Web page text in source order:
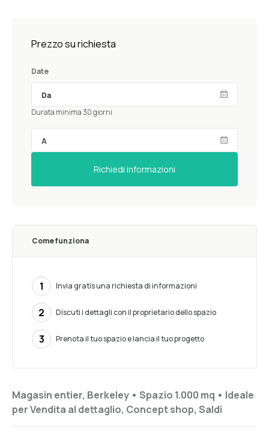
Magasin entier, Berkeley • Spazio 1.000 mq • Ideale
perVendita al dettaglio, Concept shop, Saldi
Prezzo su richiesta
Date
Durata minima 30 giorni
Richiedi informazioni
Come funziona
1 Invia gratis una richiesta di informazioni
2 Discuti i dettagli con il proprietario dello spazio
3 Prenota il tuo spazio e lancia il tuo progetto